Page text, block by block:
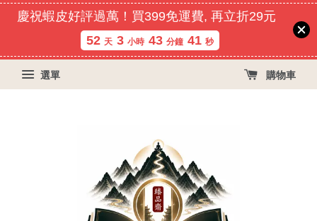
慶祝蝦皮好評過萬！買399免運費, 再立折29元
52 天 3 小時 43 分鐘 40 秒
選單 購物車